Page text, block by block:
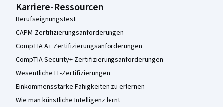
Karriere-Ressourcen
Berufseignungstest
CAPM-Zertifizierungsanforderungen
CompTIA A+ Zertifizierungsanforderungen
CompTIA Security+ Zertifizierungsanforderungen
Wesentliche IT-Zertifizierungen
Einkommensstarke Fähigkeiten zu erlernen
Wie man künstliche Intelligenz lernt